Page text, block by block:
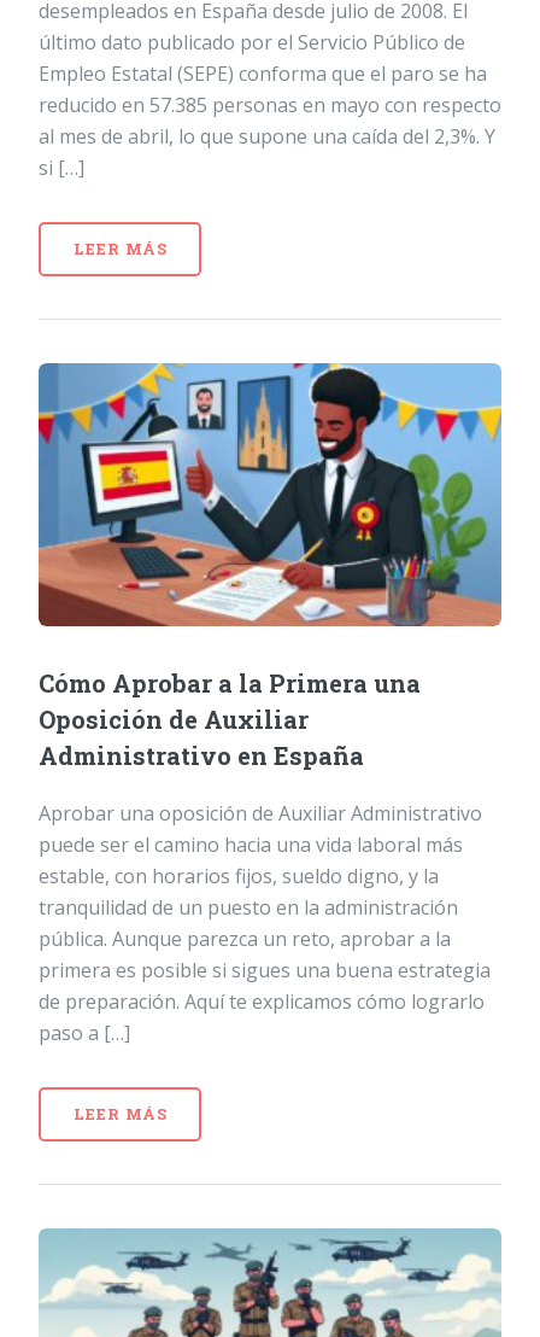
desempleados en España desde julio de 2008. El
último dato publicado por el Servicio Público de
Empleo Estatal (SEPE) conforma que el paro se ha
reducido en 57.385 personas en mayo con respecto
al mes de abril, lo que supone una caída del 2,3%. Y
si […]
LEER MÁS
Cómo Aprobar a la Primera una
Oposición de Auxiliar
Administrativo en España
Aprobar una oposición de Auxiliar Administrativo
puede ser el camino hacia una vida laboral más
estable, con horarios fijos, sueldo digno, y la
tranquilidad de un puesto en la administración
pública. Aunque parezca un reto, aprobar a la
primera es posible si sigues una buena estrategia
de preparación. Aquí te explicamos cómo lograrlo
paso a […]
LEER MÁS